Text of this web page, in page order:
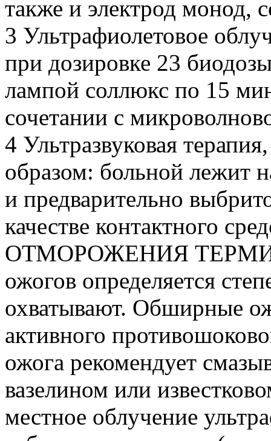
также и электрод монод,
3 Ультрафиолетовое
при дозировке 23
лампой соллюкс по 15
сочетании с
4 Ультразвуковая
образом: больной лежит
и предварительно
качестве контактного
ОТМОРОЖЕНИЯ
ожогов определяется
охватывают. Обширные
активного
ожога рекомендует
вазелином или
местное облучение